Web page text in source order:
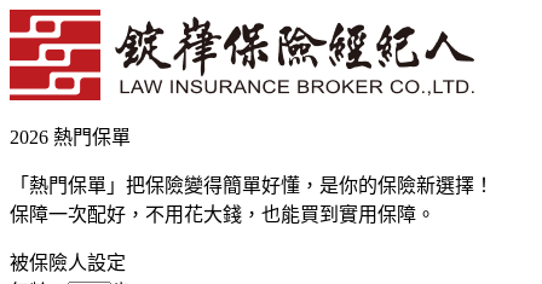
2026 熱門保單
「熱門保單」把保險變得簡單好懂，是你的保險新選擇！
保障一次配好，不用花大錢，也能買到實用保障。
被保險人設定